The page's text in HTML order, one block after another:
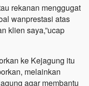
rekanan menggugat
wanprestasi atas
klien saya,”ucap
ke Kejagung itu
melainkan
agar membantu